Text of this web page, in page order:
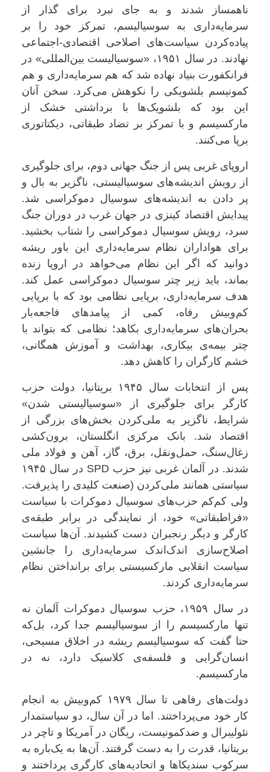
ناهمساز شدند و به جای نبرد برای گذار از
سرمایه‌داری به سوسیالیسم، تمرکز خود را بر
پیاده‌کردن سیاست‌های اصلاحی اقتصادی-اجتماعی
نهادند. در سال ۱۹۵۱، «سوسیالیست بین‌المللی» در
فرانکفورت بنیاد نهاده شد که هم سرمایه‌داری و هم
کمونیسم بلشویکی را نکوهش می‌کرد. سخن آنان
این بود که بلشویک‌ها با برداشتی خشک از
مارکسیسم و با تمرکز بر تضاد طبقاتی، دیکتاتوری
برپا می‌کنند.
اروپای غربی پس از جنگ جهانی دوم، برای جلوگیری
از رویش اندیشه‌های سوسیالیستی، ناگزیر به بال و
پر دادن به اندیشه‌های سوسیال دموکراسی شد.
پیدایش اقتصاد کینزی در جهان غرب در دوران جنگ
سرد، رویش سوسیال دموکراسی را شتاب بخشید.
برای هواداران نظام سرمایه‌داری این باور ریشه
دوانید که اگر این نظام می‌خواهد در اروپا زنده
بماند، باید زیر چتر سوسیال دموکراسی عمل کند.
هدف سرمایه‌داری، برپایی نظامی بود که با برپایی
کم‌وبیش رفاه، کمی از پیامدهای فاجعه‌بار
بحران‌های سرمایه‌داری بکاهد؛ نظامی که بتواند با
چتر بیمه‌ی بیکاری، بهداشت و آموزش همگانی،
خشم کارگران را کاهش دهد.
پس از انتخابات سال ۱۹۴۵ بریتانیا، دولت حزب
کارگر برای جلوگیری از «سوسیالیستی شدن»
شرایط، ناگزیر به ملی‌کردن بخش‌های بزرگی از
اقتصاد شد. بانک مرکزی انگلستان، برون‌کشی
زغال‌سنگ، حمل‌ونقل، برق، گاز، آهن و فولاد ملی
شدند. در آلمان غربی نیز حزبSPD
در سال ۱۹۴۵
سیاستی همانند ملی‌کردن(صنعت کلیدی را پذیرفت.
ولی کم‌کم حزب‌های سوسیال دموکرات با سیاست
«فراطبقاتی» خود، از نمایندگی در برابر طبقه‌ی
کارگر و دیگر رنجبران دست کشیدند. آن‌ها سیاست
اصلاح‌سازی اندک‌اندک سرمایه‌داری را جانشین
سیاست انقلابی مارکسیستی برای برانداختن نظام
سرمایه‌داری کردند .
در سال ۱۹۵۹، حزب سوسیال دموکرات آلمان نه
تنها مارکسیسم را از سوسیالیسم جدا کرد، بل‌که
حتا گفت که سوسیالیسم ریشه در اخلاق مسیحی،
انسان‌گرایی و فلسفه‌ی کلاسیک دارد، نه در
مارکسیسم.
دولت‌های رفاهی تا سال ۱۹۷۹ کم‌وبیش به انجام
کار خود می‌پرداختند. اما در آن سال، دو سیاستمدار
نئولیبرال و ضدکمونیست، ریگان در آمریکا و تاچر در
بریتانیا، قدرت را به دست گرفتند. آن‌ها به یک‌باره به
سرکوب سندیکاها و اتحادیه‌های کارگری پرداختند و